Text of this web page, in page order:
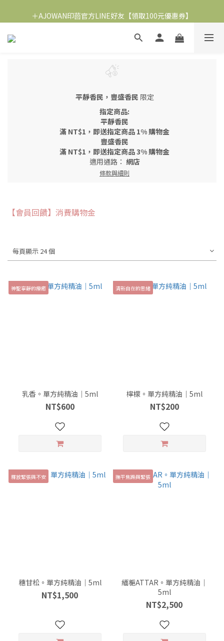
2026 午時水版【淨化符仔水】平安月優惠 .ᐟ
＋AJOWAN印茴官方LINE好友【領取100元優惠券】
∞ 加入會員即贈購物金 NT.100
平靜香民，豐盛香民 限定
指定商品:
平靜香民
滿 NT$1 ，即送指定商品 1% 購物金
豐盛香民
滿 NT$1 ，即送指定商品3% 購物金
適用通路： 網店
條款與細則
【會員回饋】消費購物金
每頁顯示 24 個
神聖寧靜的療癒
乳香。單方純精油｜5ml
NT$600
清新自在的思緒
檸檬。單方純精油｜5ml
NT$200
釋放緊張與不安
穗甘松。單方純精油｜5ml
NT$1,500
撫平焦躁與緊張
緬梔ATTAR。單方純精油｜
5ml
NT$2,500